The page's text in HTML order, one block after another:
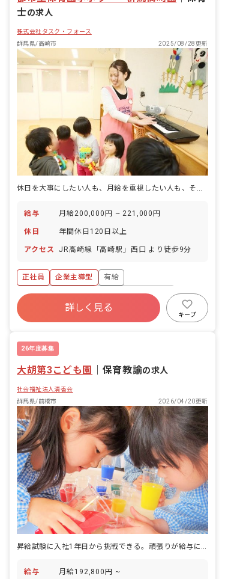
士の求人
株式会社タスク・フォース
群馬県/高崎市
2025/08/28更新
休日を大事にしたい人も、月給を重視したい人も、それぞれが輝ける職場！
給与 月給200,000円 ~ 221,000円
休日 年間休日120日以上
アクセス JR高崎線「高崎駅」西口 より徒歩9分
正社員 企業主導型
有給
ボーナス・賞与あり
年間休日120日以上
寮・住宅・家賃補助あり
社会保険完備
詳しく見る
キープ
26年度募集
大胡第3こども園 保育教諭の求人
社会福祉法人清香会
群馬県/前橋市
2026/04/20更新
昇給試験に入社1年目から挑戦できる。頑張りが給与に反映される園。
給与 月給192,800円 ~